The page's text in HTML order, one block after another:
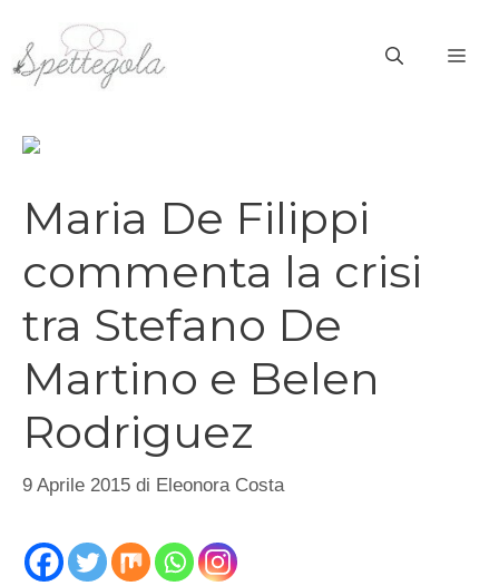
contenuto
Maria De Filippi
commenta la crisi
tra Stefano De
Martino e Belen
Rodriguez
9 Aprile 2015 di Eleonora Costa